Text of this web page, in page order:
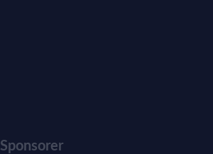
Sponsorer